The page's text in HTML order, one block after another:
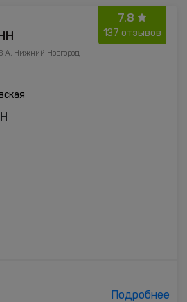
7.8
137 отзывов
А, Нижний Новгород
Подробнее